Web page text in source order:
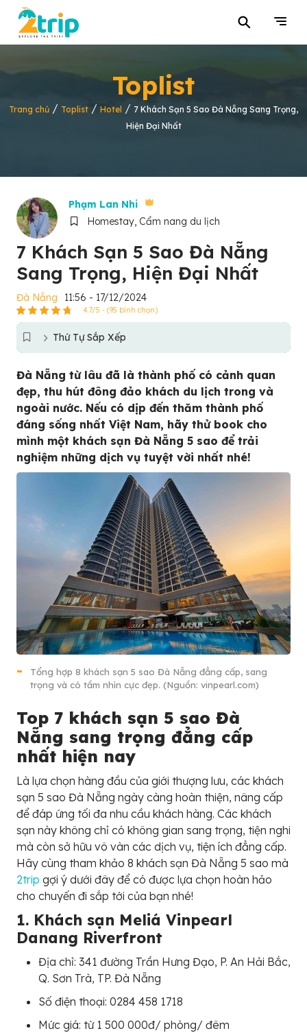
⚲
Toplist
Trang chủ / Toplist / Hotel / 7 Khách Sạn 5 Sao Đà Nẵng Sang Trọng,
Hiện Đại Nhất
Phạm Lan Nhi
Homestay, Cẩm nang du lịch
7 Khách Sạn 5 Sao Đà Nẵng
Sang Trọng, Hiện Đại Nhất
Đà Nẵng 11:56 - 17/12/2024
4.7/5 - (95 bình chọn)
Thứ Tự Sắp Xếp
Đà Nẵng từ lâu đã là thành phố có cảnh quan
đẹp, thu hút đông đảo khách du lịch trong và
ngoài nước. Nếu có dịp đến thăm thành phố
đáng sống nhất Việt Nam, hãy thử book cho
mình một khách sạn Đà Nẵng 5 sao để trải
nghiệm những dịch vụ tuyệt vời nhất nhé!
Tổng hợp 8 khách sạn 5 sao Đà Nẵng đẳng cấp, sang
trọng và có tầm nhìn cực đẹp. (Nguồn: vinpearl.com)
Top 7 khách sạn 5 sao Đà
Nẵng sang trọng đẳng cấp
nhất hiện nay
Là lựa chọn hàng đầu của giới thượng lưu, các khách
sạn 5 sao Đà Nẵng ngày càng hoàn thiện, nâng cấp
để đáp ứng tối đa nhu cầu khách hàng. Các khách
sạn này không chỉ có không gian sang trọng, tiện nghi
mà còn sở hữu vô vàn các dịch vụ, tiện ích đẳng cấp.
Hãy cùng tham khảo 8 khách sạn Đà Nẵng 5 sao mà
2trip gợi ý dưới đây để có được lựa chọn hoàn hảo
cho chuyến đi sắp tới của bạn nhé!
1. Khách sạn Meliá Vinpearl
Danang Riverfront
Địa chỉ: 341 đường Trần Hưng Đạo, P. An Hải Bắc,
Q. Sơn Trà, TP. Đà Nẵng
Số điện thoại: 0284 458 1718
Mức giá: từ 1 500 000đ/ phòng/ đêm